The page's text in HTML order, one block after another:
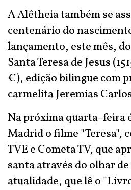
A Alêtheia também se
centenário do
lançamento, este mês,
Santa Teresa de Jesus
€), edição bilingue com
carmelita Jeremias
Na próxima quarta-feira
Madrid o filme "Teresa",
TVE e Cometa TV, que
santa através do olhar
atualidade, que lê o